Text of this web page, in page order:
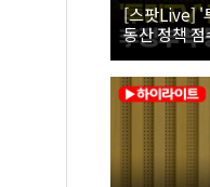
[스팟Live] '
동산 정책
대토론회